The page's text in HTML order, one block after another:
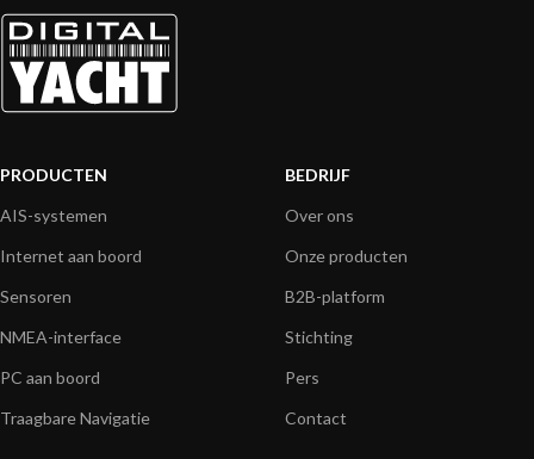
PRODUCTEN
AIS-systemen
Internet aan boord
Sensoren
NMEA-interface
PC aan boord
Traagbare Navigatie
BEDRIJF
Over ons
Onze producten
B2B-platform
Stichting
Pers
Contact